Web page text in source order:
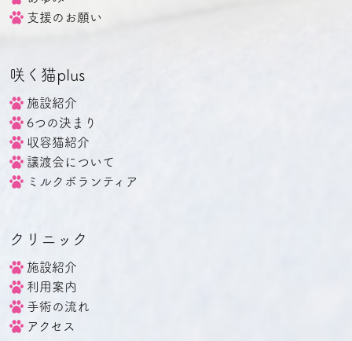
支援のお願い
咲く猫plus
施設紹介
6つの決まり
収容猫紹介
譲渡会について
ミルクボランティア
クリニック
施設紹介
利用案内
手術の流れ
アクセス